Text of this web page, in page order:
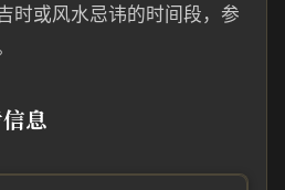
时或风水忌讳的时间段，参
息